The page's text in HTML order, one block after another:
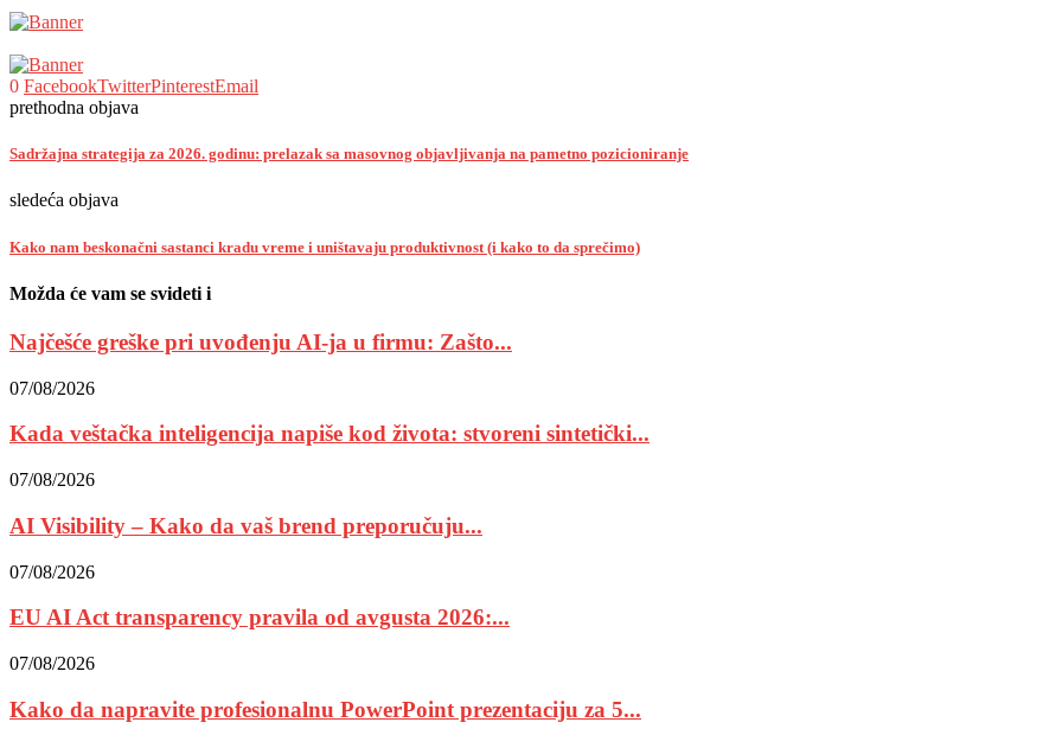
0 FacebookTwitterPinterestEmail
prethodna objava
Sadržajna strategija za 2026. godinu: prelazak sa masovnog objavljivanja na pametno pozicioniranje
sledeća objava
Kako nam beskonačni sastanci kradu vreme i uništavaju produktivnost (i kako to da sprečimo)
Možda će vam se svideti i
Najčešće greške pri uvođenju AI-ja u firmu: Zašto...
07/08/2026
Kada veštačka inteligencija napiše kod života: stvoreni sintetički...
07/08/2026
AI Visibility – Kako da vaš brend preporučuju...
07/08/2026
EU AI Act transparency pravila od avgusta 2026:...
07/08/2026
Kako da napravite profesionalnu PowerPoint prezentaciju za 5...